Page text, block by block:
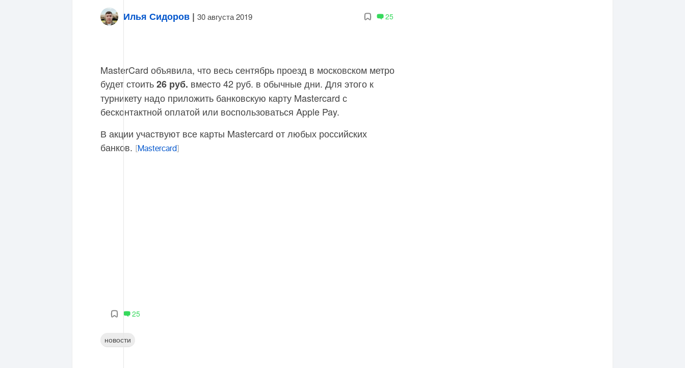
Илья Сидоров | 30 августа 2019 25
MasterCard объявила, что весь сентябрь проезд в московском метро
будет стоить26 руб. вместо 42 руб. в обычные дни. Для этого к
турникету надо приложить банковскую карту Mastercard с
бесконтактной оплатой или воспользоваться Apple Pay.
В акции участвуют все карты Mastercard от любых российских
банков.
Mastercard
25
новости